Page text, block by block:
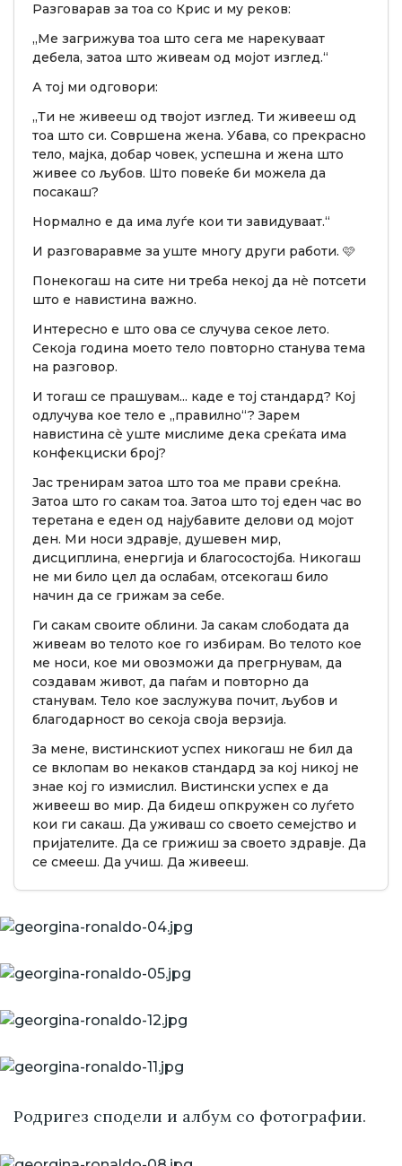
Разговарав за тоа со Крис и му реков:
„Ме загрижува тоа што сега ме нарекуваат
дебела, затоа што живеам од мојот изглед.“
А тој ми одговори:
„Ти не живееш од твојот изглед. Ти живееш од
тоа што си. Совршена жена. Убава, со прекрасно
тело, мајка, добар човек, успешна и жена што
живее со љубов. Што повеќе би можела да
посакаш?
Нормално е да има луѓе кои ти завидуваат.“
И разговаравме за уште многу други работи. 🩷
Понекогаш на сите ни треба некој да нè потсети
што е навистина важно.
Интересно е што ова се случува секое лето.
Секоја година моето тело повторно станува тема
на разговор.
И тогаш се прашувам... каде е тој стандард? Кој
одлучува кое тело е „правилно“? Зарем
навистина сè уште мислиме дека среќата има
конфекциски број?
Јас тренирам затоа што тоа ме прави среќна.
Затоа што го сакам тоа. Затоа што тој еден час во
теретана е еден од најубавите делови од мојот
ден. Ми носи здравје, душевен мир,
дисциплина, енергија и благосостојба. Никогаш
не ми било цел да ослабам, отсекогаш било
начин да се грижам за себе.
Ги сакам своите облини. Ја сакам слободата да
живеам во телото кое го избирам. Во телото кое
ме носи, кое ми овозможи да прегрнувам, да
создавам живот, да паѓам и повторно да
станувам. Тело кое заслужува почит, љубов и
благодарност во секоја своја верзија.
За мене, вистинскиот успех никогаш не бил да
се вклопам во некаков стандард за кој никој не
знае кој го измислил. Вистински успех е да
живееш во мир. Да бидеш опкружен со луѓето
кои ги сакаш. Да уживаш со своето семејство и
пријателите. Да се грижиш за своето здравје. Да
се смееш. Да учиш. Да живееш.
Родригез сподели и албум со фотографии.